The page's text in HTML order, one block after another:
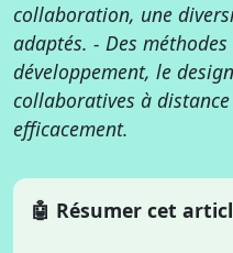
collaboration, une
adaptés. - Des
développement, le
collaboratives à
efficacement.
🤖 Résumer cet